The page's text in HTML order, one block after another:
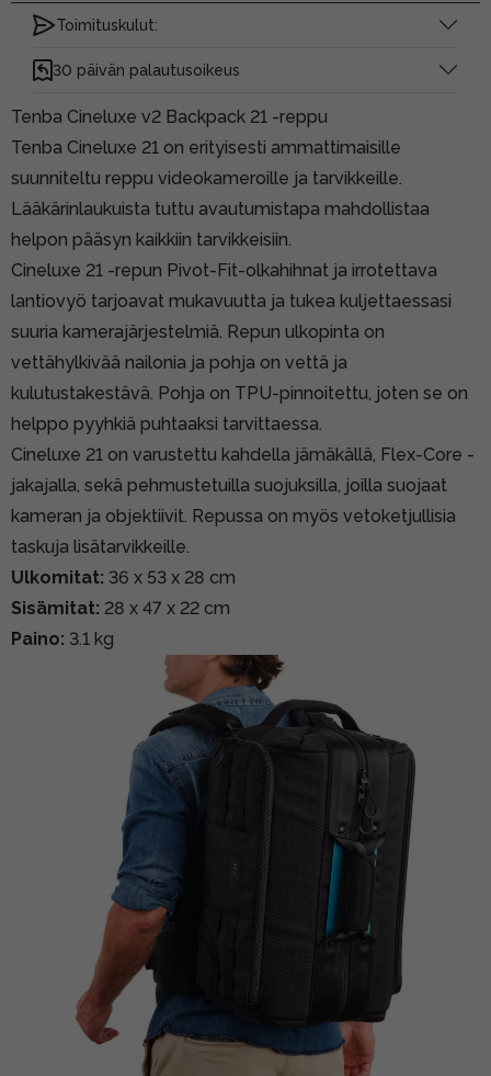
Toimituskulut:
30 päivän palautusoikeus
Tenba Cineluxe v2 Backpack 21 -reppu
Tenba Cineluxe 21 on erityisesti ammattimaisille
suunniteltu reppu videokameroille ja tarvikkeille.
Lääkärinlaukuista tuttu avautumistapa mahdollistaa
helpon pääsyn kaikkiin tarvikkeisiin.
Cineluxe 21 -repun Pivot-Fit-olkahihnat ja irrotettava
lantiovyö tarjoavat mukavuutta ja tukea kuljettaessasi
suuria kamerajärjestelmiä. Repun ulkopinta on
vettähylkivää nailonia ja pohja on vettä ja
kulutustakestävä. Pohja on TPU-pinnoitettu, joten se on
helppo pyyhkiä puhtaaksi tarvittaessa.
Cineluxe 21 on varustettu kahdella jämäkällä, Flex-Core -
jakajalla, sekä pehmustetuilla suojuksilla, joilla suojaat
kameran ja objektiivit. Repussa on myös vetoketjullisia
taskuja lisätarvikkeille.
Ulkomitat: 36 x 53 x 28 cm
Sisämitat: 28 x 47 x 22 cm
Paino: 3.1 kg